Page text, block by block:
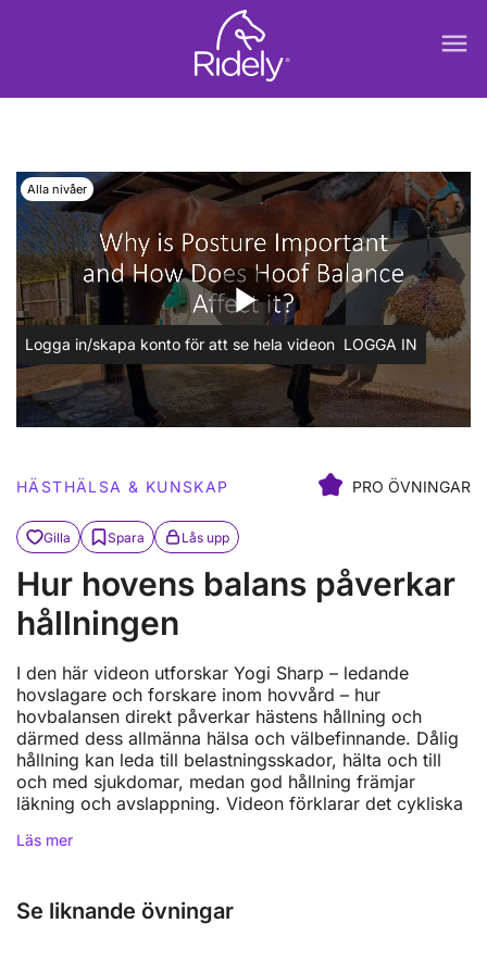
menu
play_arrow
Alla nivåer
Logga in/skapa konto för att se hela videon LOGGA IN
HÄSTHÄLSA & KUNSKAP PRO ÖVNINGAR
Gilla Spara Lås upp
Hur hovens balans påverkar
hållningen
I den här videon utforskar Yogi Sharp – ledande
hovslagare och forskare inom hovvård – hur
hovbalansen direkt påverkar hästens hållning och
därmed dess allmänna hälsa och välbefinnande. Dålig
hållning kan leda till belastningsskador, hälta och till
och med sjukdomar, medan god hållning främjar
läkning och avslappning. Videon förklarar det cykliska
Läs mer
Se liknande övningar